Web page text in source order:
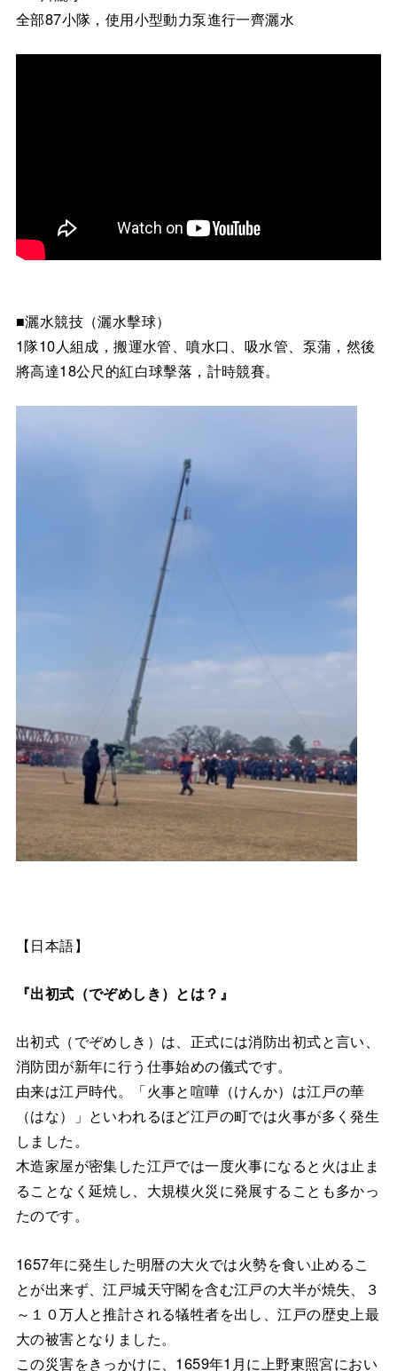
全部87小隊，使用小型動力泵進行一齊灑水
■灑水競技（灑水擊球）
1隊10人組成，搬運水管、噴水口、吸水管、泵蒲，然後
將高達18公尺的紅白球擊落，計時競賽。
【日本語】
『出初式（でぞめしき）とは？』
出初式（でぞめしき）は、正式には消防出初式と言い、
消防団が新年に行う仕事始めの儀式です。
由来は江戸時代。「火事と喧嘩（けんか）は江戸の華
（はな）」といわれるほど江戸の町では火事が多く発生
しました。
木造家屋が密集した江戸では一度火事になると火は止ま
ることなく延焼し、大規模火災に発展することも多かっ
たのです。
1657年に発生した明暦の大火では火勢を食い止めるこ
とが出来ず、江戸城天守閣を含む江戸の大半が焼失、３
～１０万人と推計される犠牲者を出し、江戸の歴史上最
大の被害となりました。
この災害をきっかけに、1659年1月に上野東照宮におい